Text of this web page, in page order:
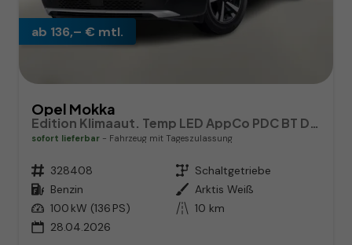
ab 136,– € mtl.
Opel Mokka
sofort lieferbar Fahrzeug mit Tageszulassung
Fahrzeugnr. 328408 Getriebe Schaltgetriebe
Kraftstoff Benzin Außenfarbe Arktis Weiß
Leistung 100 kW (136 PS) Kilometerstand 10 km
28.04.2026